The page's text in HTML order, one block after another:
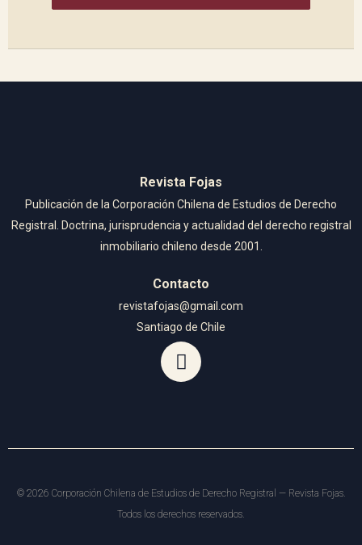
Revista Fojas
Publicación de la Corporación Chilena de Estudios de Derecho
Registral. Doctrina, jurisprudencia y actualidad del derecho registral
inmobiliario chileno desde 2001.
Contacto
revistafojas@gmail.com
Santiago de Chile
© 2026 Corporación Chilena de Estudios de Derecho Registral — Revista Fojas.
Todos los derechos reservados.